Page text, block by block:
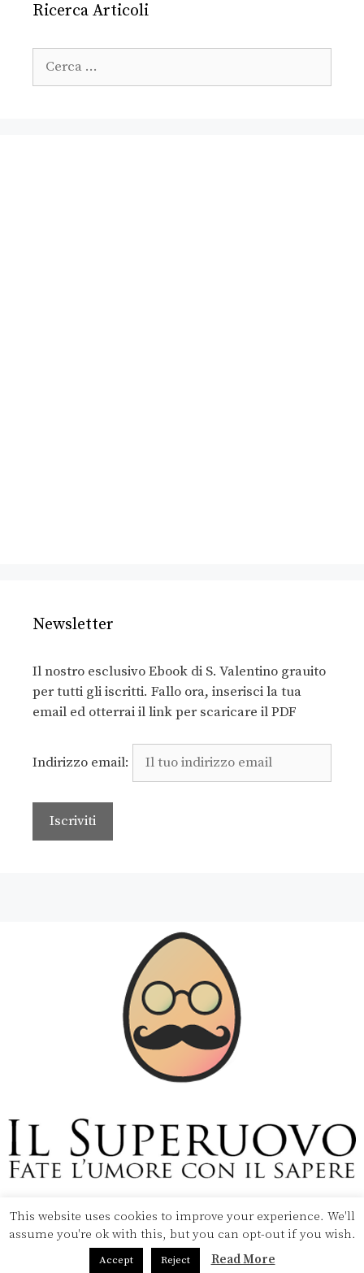
Ricerca Articoli
Newsletter
Il nostro esclusivo Ebook di S. Valentino grauito
per tutti gli iscritti. Fallo ora, inserisci la tua
email ed otterrai il link per scaricare il PDF
Indirizzo email:
Copyright © 2020 Il Superuovo — Powered by Pipool
SRL
This website uses cookies to improve your experience. We'll
assume you're ok with this, but you can opt-out if you wish.
Accept Reject Read More